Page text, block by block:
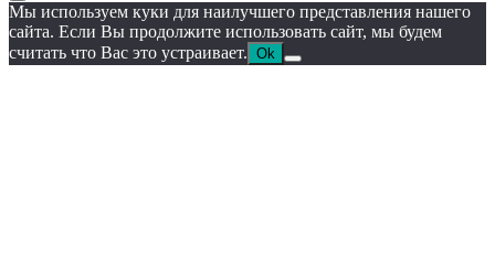
Мы используем куки для наилучшего представления нашего
сайта. Если Вы продолжите использовать сайт, мы будем
считать что Вас это устраивает. Ok